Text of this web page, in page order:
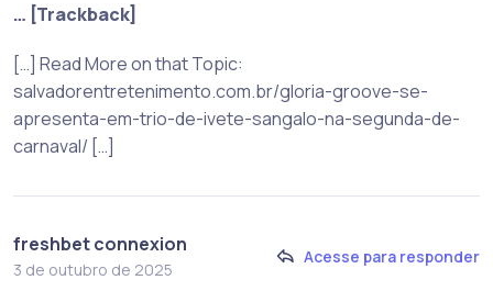
… [Trackback]
[…] Read More on that Topic:
salvadorentretenimento.com.br/gloria-groove-se-
apresenta-em-trio-de-ivete-sangalo-na-segunda-de-
carnaval/ […]
freshbet connexion
3 de outubro de 2025
Acesse para responder